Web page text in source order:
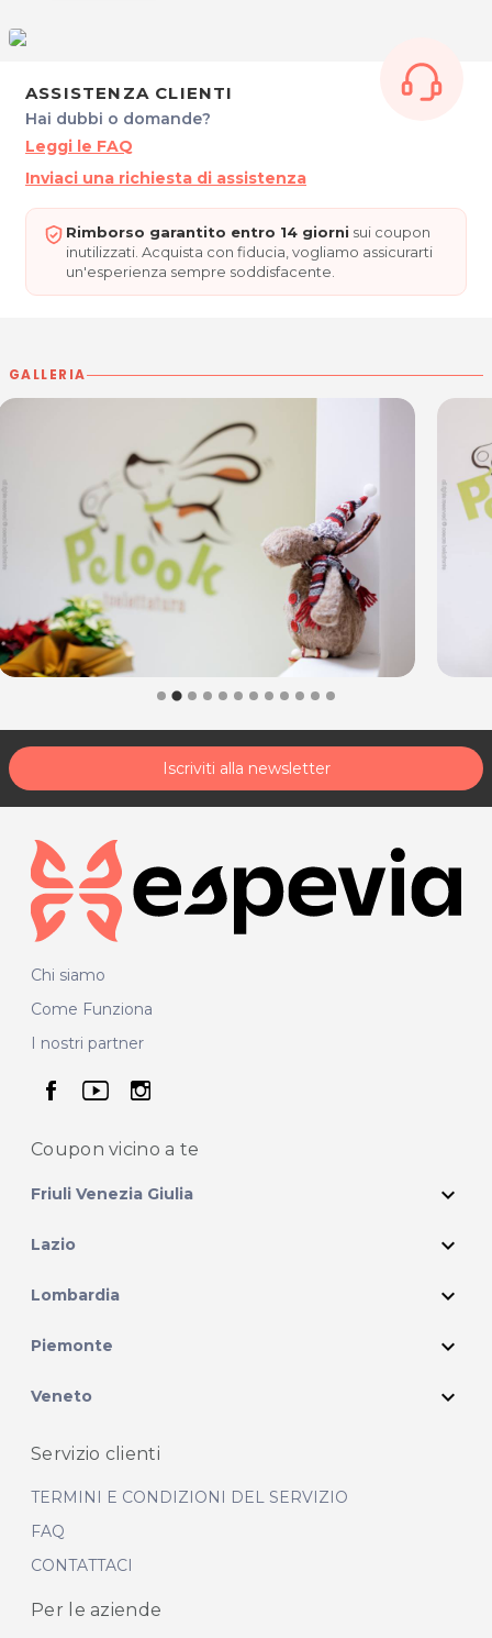
Per ulteriori informazioni sull'offerta o sulle modalità di acquisto
scrivi a
ASSISTENZA CLIENTI
Hai dubbi o domande?
Leggi le FAQ
Inviaci una richiesta di assistenza
Rimborso garantito entro 14 giorni sui coupon
inutilizzati. Acquista con fiducia, vogliamo assicurarti
un'esperienza sempre soddisfacente.
GALLERIA
Iscriviti alla newsletter
Chi siamo
Come Funziona
I nostri partner
seguici su facebook
seguici su youtube
seguici su instagram
Coupon vicino a te
Friuli Venezia Giulia expand_more
Lazio expand_more
Lombardia expand_more
Piemonte expand_more
Veneto expand_more
Servizio clienti
TERMINI E CONDIZIONI DEL SERVIZIO
FAQ
CONTATTACI
Per le aziende